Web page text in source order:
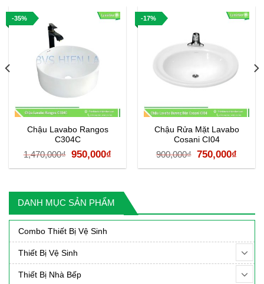
DANH MỤC SẢN PHẨM
Combo Thiết Bị Vệ Sinh
Thiết Bị Vệ Sinh
Thiết Bị Nhà Bếp
-35%
Chậu Lavabo Rangos
C304C
1,470,000₫ Giá
gốc
1,470,000₫.
950,000₫
hiện
là:
950,000₫.
-17%
Chậu Rửa Mặt Lavabo
Cosani CI04
900,000₫ Giá
gốc
750,000₫
hiện